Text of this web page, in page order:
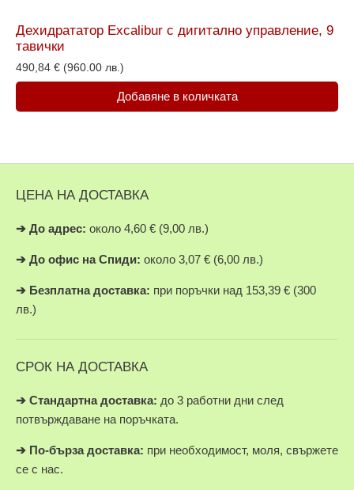
Дехидрататор Excalibur с дигитално управление, 9
тавички
490,84 € (960.00 лв.)
Добавяне в количката
ЦЕНА НА ДОСТАВКА
➔ До адрес: около 4,60 € (9,00 лв.)
➔ До офис на Спиди: около 3,07 € (6,00 лв.)
➔ Безплатна доставка: при поръчки над 153,39 € (300
лв.)
СРОК НА ДОСТАВКА
➔ Стандартна доставка: до 3 работни дни след
потвърждаване на поръчката.
➔ По-бърза доставка: при необходимост, моля, свържете
се с нас.